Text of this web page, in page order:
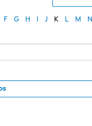
F G H J K L M N